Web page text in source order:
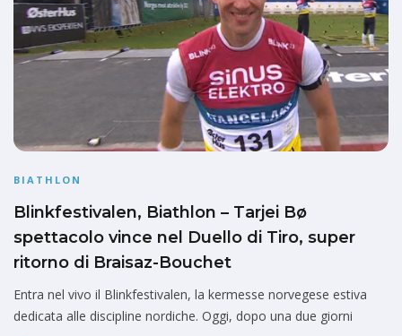
BIATHLON
Blinkfestivalen, Biathlon – Tarjei Bø
spettacolo vince nel Duello di Tiro, super
ritorno di Braisaz-Bouchet
Entra nel vivo il Blinkfestivalen, la kermesse norvegese estiva
dedicata alle discipline nordiche. Oggi, dopo una due giorni